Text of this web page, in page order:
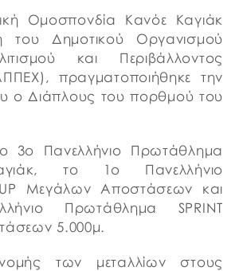
Ομοσπονδία Κανόε Καγιάκ
του Δημοτικού Οργανισμού
και Περιβάλλοντος
πραγματοποιήθηκε την
ο Διάπλους του πορθμού του
3ο Πανελλήνιο Πρωτάθλημα
το 1ο Πανελλήνιο
Μεγάλων Αποστάσεων και
Πρωτάθλημα SPRINT
5.000μ.
των μεταλλίων στους